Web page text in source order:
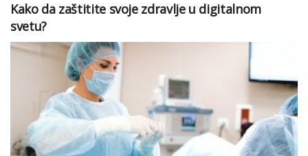
Kako da zaštitite svoje zdravlje u digitalnom
svetu?